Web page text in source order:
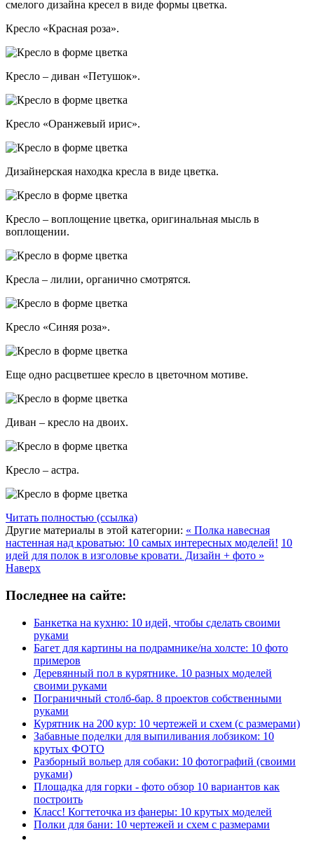
смелого дизайна кресел в виде формы цветка.
Кресло «Красная роза».
Кресло – диван «Петушок».
Кресло «Оранжевый ирис».
Дизайнерская находка кресла в виде цветка.
Кресло – воплощение цветка, оригинальная мысль в
воплощении.
Кресла – лилии, органично смотрятся.
Кресло «Синяя роза».
Еще одно расцветшее кресло в цветочном мотиве.
Диван – кресло на двоих.
Кресло – астра.
Читать полностью (ссылка)
Другие материалы в этой категории: « Полка навесная
настенная над кроватью: 10 самых интересных моделей! 10
идей для полок в изголовье кровати. Дизайн + фото »
Наверх
Последнее на сайте:
Банкетка на кухню: 10 идей, чтобы сделать своими
руками
Багет для картины на подрамнике/на холсте: 10 фото
примеров
Деревянный пол в курятнике. 10 разных моделей
своими руками
Пограничный столб-бар. 8 проектов собственными
руками
Курятник на 200 кур: 10 чертежей и схем (с размерами)
Забавные поделки для выпиливания лобзиком: 10
крутых ФОТО
Разборный вольер для собаки: 10 фотографий (своими
руками)
Площадка для горки - фото обзор 10 вариантов как
построить
Класс! Когтеточка из фанеры: 10 крутых моделей
Полки для бани: 10 чертежей и схем с размерами